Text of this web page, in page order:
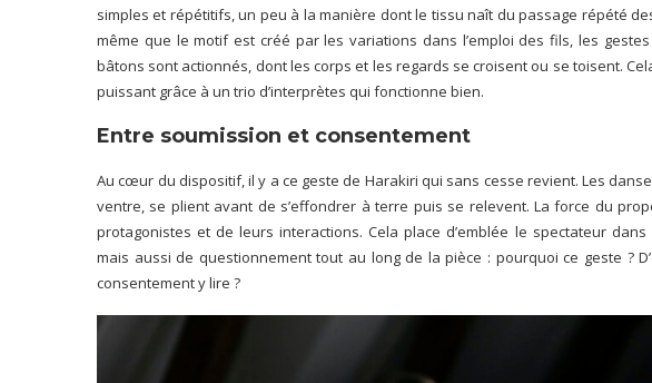
simples et répétitifs, un peu à la manière dont le tissu naît du passage répété
même que le motif est créé par les variations dans l’emploi des fils, les
bâtons sont actionnés, dont les corps et les regards se croisent ou se toisent.
puissant grâce à un trio d’interprètes qui fonctionne bien.
Entre soumission et consentement
Au cœur du dispositif, il y a ce geste de Harakiri qui sans cesse revient. Les
ventre, se plient avant de s’effondrer à terre puis se relevent. La force du
protagonistes et de leurs interactions. Cela place d’emblée le spectateur
mais aussi de questionnement tout au long de la pièce : pourquoi ce geste ?
consentement y lire ?